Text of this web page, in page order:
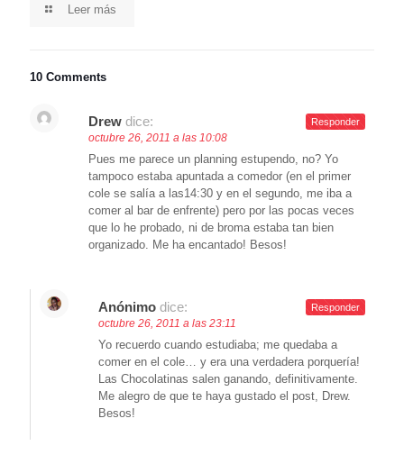
Leer más
10 Comments
Drew dice:
octubre 26, 2011 a las 10:08
Pues me parece un planning estupendo, no? Yo
tampoco estaba apuntada a comedor (en el primer
cole se salía a las14:30 y en el segundo, me iba a
comer al bar de enfrente) pero por las pocas veces
que lo he probado, ni de broma estaba tan bien
organizado. Me ha encantado! Besos!
Responder
Anónimo dice:
octubre 26, 2011 a las 23:11
Yo recuerdo cuando estudiaba; me quedaba a
comer en el cole… y era una verdadera porquería!
Las Chocolatinas salen ganando, definitivamente.
Me alegro de que te haya gustado el post, Drew.
Besos!
Responder